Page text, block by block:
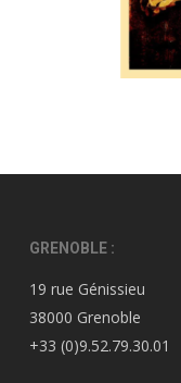
GRENOBLE :
19 rue Génissieu
38000 Grenoble
+33 (0)9.52.79.30.01